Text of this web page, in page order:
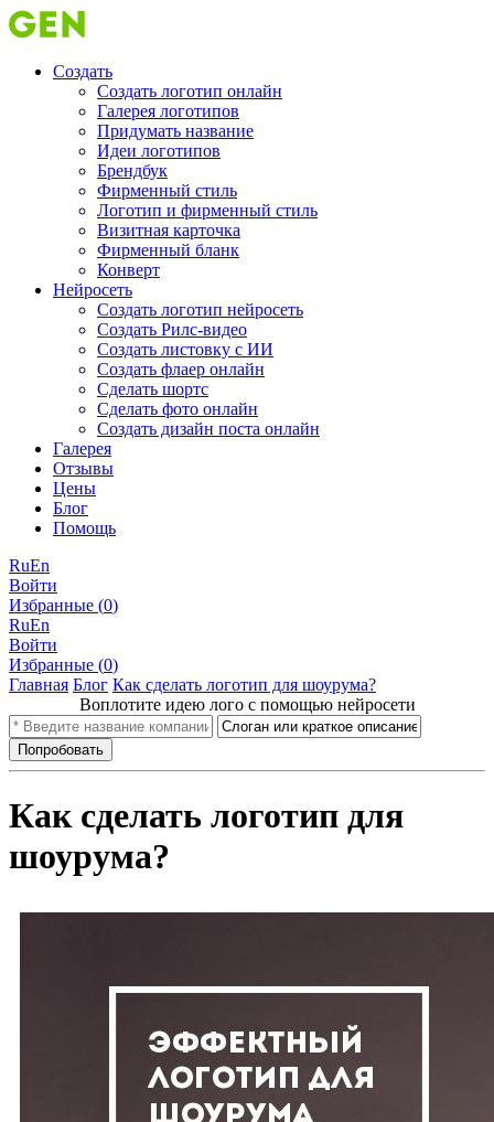
Создать
Создать логотип онлайн
Галерея логотипов
Придумать название
Идеи логотипов
Брендбук
Фирменный стиль
Логотип и фирменный стиль
Визитная карточка
Фирменный бланк
Конверт
Нейросеть
Создать логотип нейросеть
Создать Рилс-видео
Создать листовку с ИИ
Создать флаер онлайн
Cделать шортс
Сделать фото онлайн
Создать дизайн поста онлайн
Галерея
Отзывы
Цены
Блог
Помощь
RuEn
Войти
Избранные (0)
RuEn
Войти
Избранные (0)
Главная Блог Как сделать логотип для шоурума?
Воплотите идею лого с помощью нейросети
Как сделать логотип для
шоурума?